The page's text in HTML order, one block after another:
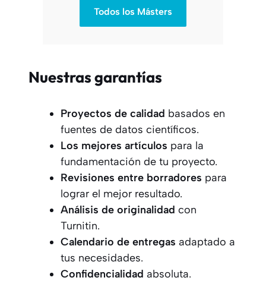
Todos los Másters
Nuestras garantías
Proyectos de calidad basados en
fuentes de datos científicos.
Los mejores artículos para la
fundamentación de tu proyecto.
Revisiones entre borradores para
lograr el mejor resultado.
Análisis de originalidad con
Turnitin.
Calendario de entregas adaptado a
tus necesidades.
Confidencialidad absoluta.